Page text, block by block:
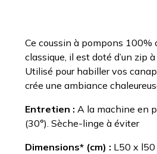
Ce coussin à pompons 100%
classique, il est doté d’un zip
Utilisé pour habiller vos
crée une ambiance
Entretien : A la machine en
(30°). Sèche-linge à éviter
Dimensions* (cm) : L50 x l50